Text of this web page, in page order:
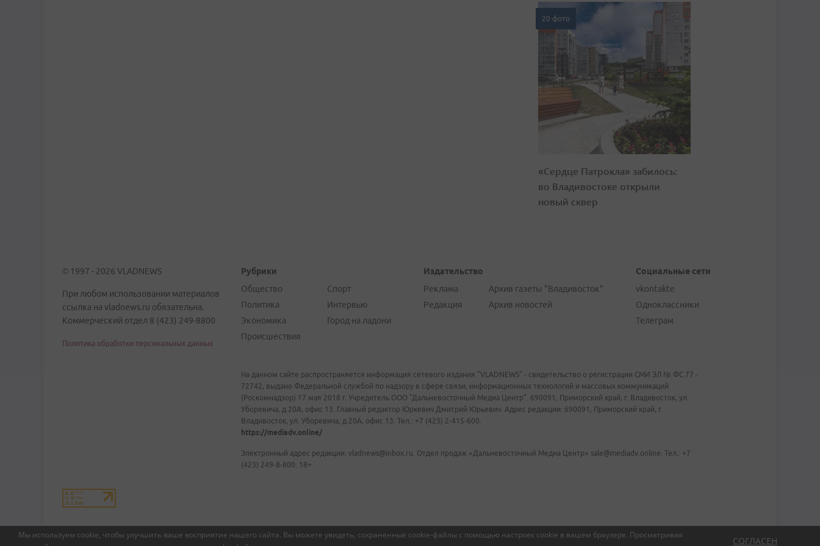
Мы используем cookie, чтобы улучшить ваше восприятие нашего сайта. Вы можете увидеть, сохраненные cookie-файлы с помощью настроек cookie в вашем браузере. Просматривая
СОГЛАСЕН
20 фото
«Сердце Патрокла» забилось:
во Владивостоке открыли
новый сквер
© 1997 - 2026 VLADNEWS
При любом использовании материалов
ссылка на vladnews.ru обязательна.
Коммерческий отдел 8 (423) 249-8800
Политика обработки персональных данных
Рубрики
Общество
Политика
Экономика
Происшествия
Спорт
Интервью
Город на ладони
Издательство
Реклама
Редакция
Архив газеты "Владивосток"
Архив новостей
Социальные сети
vkontakte
Одноклассники
Телеграм
На данном сайте распространяется информация сетевого издания "VLADNEWS" - свидетельство о регистрации СМИ ЭЛ № ФС 77 -
72742, выдано Федеральной службой по надзору в сфере связи, информационных технологий и массовых коммуникаций
(Роскомнадзор) 17 мая 2018 г. Учредитель ООО "Дальневосточный Медиа Центр". 690091, Приморский край, г. Владивосток, ул.
Уборевича, д.20А, офис 13. Главный редактор Юркевич Дмитрий Юрьевич. Адрес редакции: 690091, Приморский край, г.
Владивосток, ул. Уборевича, д.20А, офис 13. Тел.: +7 (423) 2-415-600.
https://mediadv.online/
Электронный адрес редакции: vladnews@inbox.ru. Отдел продаж «Дальневосточный Медиа Центр» sale@mediadv.online. Тел.: +7
(423) 249-8-800. 18+